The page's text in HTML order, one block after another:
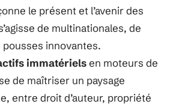
le présent et l’avenir des
de multinationales, de
pousses innovantes.
immatérielsen moteurs de
de maîtriser un paysage
entre droit d’auteur, propriété